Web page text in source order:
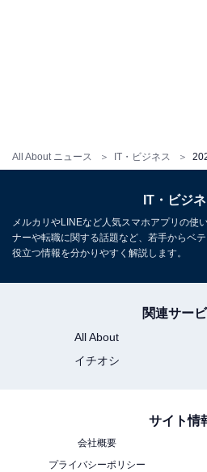
All About ニュース IT・ビジネス
初任給の満足度
いる」と回答しています。また
IT・ビジ
メルカリやLINEなど人気スマホアプリの使
ナーや転職に関する話題など、若手からベ
役立つ情報を分かりやすく解説します。
関連サー
All About
イチオシ
サイト情
会社概要
プライバシーポリシー